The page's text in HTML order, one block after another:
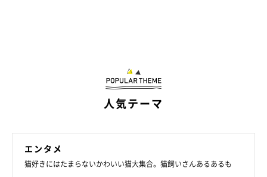
人気テーマ
エンタメ
猫好きにはたまらないかわいい猫大集合。猫飼いさんあるあるも